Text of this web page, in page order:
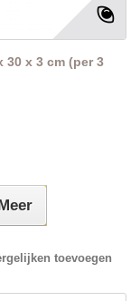
30 x 3 cm (per 3
Meer
toevoegen